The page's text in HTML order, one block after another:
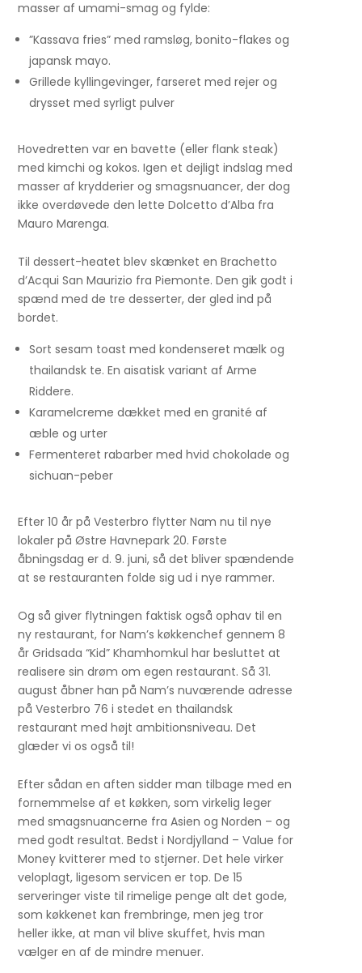
masser af umami-smag og fylde:
”Kassava fries” med ramsløg, bonito-flakes og
japansk mayo.
Grillede kyllingevinger, farseret med rejer og
drysset med syrligt pulver
Hovedretten var en bavette (eller flank steak)
med kimchi og kokos. Igen et dejligt indslag med
masser af krydderier og smagsnuancer, der dog
ikke overdøvede den lette Dolcetto d’Alba fra
Mauro Marenga.
Til dessert-heatet blev skænket en Brachetto
d’Acqui San Maurizio fra Piemonte. Den gik godt i
spænd med de tre desserter, der gled ind på
bordet.
Sort sesam toast med kondenseret mælk og
thailandsk te. En aisatisk variant af Arme
Riddere.
Karamelcreme dækket med en granité af
æble og urter
Fermenteret rabarber med hvid chokolade og
sichuan-peber
Efter 10 år på Vesterbro flytter Nam nu til nye
lokaler på Østre Havnepark 20. Første
åbningsdag er d. 9. juni, så det bliver spændende
at se restauranten folde sig ud i nye rammer.
Og så giver flytningen faktisk også ophav til en
ny restaurant, for Nam’s køkkenchef gennem 8
år Gridsada “Kid” Khamhomkul har besluttet at
realisere sin drøm om egen restaurant. Så 31.
august åbner han på Nam’s nuværende adresse
på Vesterbro 76 i stedet en thailandsk
restaurant med højt ambitionsniveau. Det
glæder vi os også til!
Efter sådan en aften sidder man tilbage med en
fornemmelse af et køkken, som virkelig leger
med smagsnuancerne fra Asien og Norden – og
med godt resultat. Bedst i Nordjylland – Value for
Money kvitterer med to stjerner. Det hele virker
veloplagt, ligesom servicen er top. De 15
serveringer viste til rimelige penge alt det gode,
som køkkenet kan frembringe, men jeg tror
heller ikke, at man vil blive skuffet, hvis man
vælger en af de mindre menuer.